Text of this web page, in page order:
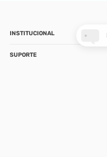
INSTITUCIONAL
SUPORTE